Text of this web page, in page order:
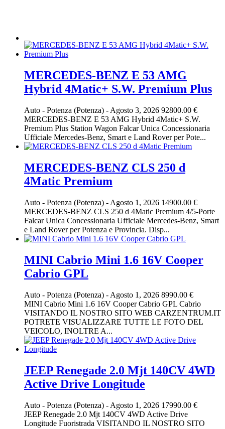
MERCEDES-BENZ E 53 AMG
Hybrid 4Matic+ S.W. Premium Plus
Auto - Potenza (Potenza) - Agosto 3, 2026 92800.00 €
MERCEDES-BENZ E 53 AMG Hybrid 4Matic+ S.W.
Premium Plus Station Wagon Falcar Unica Concessionaria
Ufficiale Mercedes-Benz, Smart e Land Rover per Pote...
MERCEDES-BENZ CLS 250 d
4Matic Premium
Auto - Potenza (Potenza) - Agosto 1, 2026 14900.00 €
MERCEDES-BENZ CLS 250 d 4Matic Premium 4/5-Porte
Falcar Unica Concessionaria Ufficiale Mercedes-Benz, Smart
e Land Rover per Potenza e Provincia. Disp...
MINI Cabrio Mini 1.6 16V Cooper
Cabrio GPL
Auto - Potenza (Potenza) - Agosto 1, 2026 8990.00 €
MINI Cabrio Mini 1.6 16V Cooper Cabrio GPL Cabrio
VISITANDO IL NOSTRO SITO WEB CARZENTRUM.IT
POTRETE VISUALIZZARE TUTTE LE FOTO DEL
VEICOLO, INOLTRE A...
JEEP Renegade 2.0 Mjt 140CV 4WD
Active Drive Longitude
Auto - Potenza (Potenza) - Agosto 1, 2026 17990.00 €
JEEP Renegade 2.0 Mjt 140CV 4WD Active Drive
Longitude Fuoristrada VISITANDO IL NOSTRO SITO